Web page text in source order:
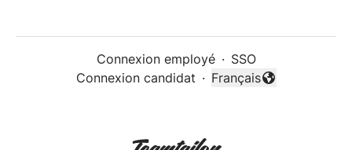
Connexion employé · SSO
Connexion candidat ·
Changer la langue
Français